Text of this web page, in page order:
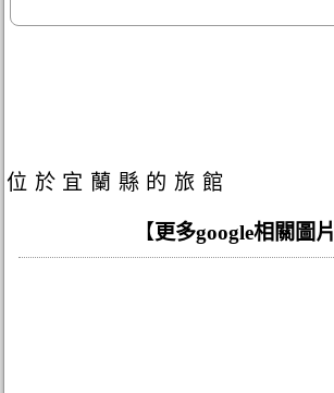
位於宜蘭縣的旅館
【 更多google相關圖片